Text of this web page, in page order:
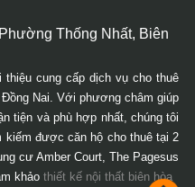
Thống Nhất, Biên
thiệu cung cấp dịch vụ cho thuê
Nai. Với phương châm giúp
tiện và phù hợp nhất, chúng tôi
kiếm được căn hộ cho thuê tại 2
cư Amber Court, The Pagesus
khảo thiết kế nội thất biên hòa